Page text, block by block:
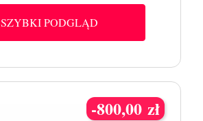
SZYBKI PODGLĄD
-800,00 zł